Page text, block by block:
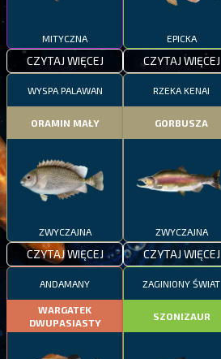
MITYCZNA
CZYTAJ WIĘCEJ
EPICKA
CZYTAJ WIĘCEJ
WYSPA PALAWAN
ORAMIN MAŁY
ZWYCZAJNA
CZYTAJ WIĘCEJ
RZEKA KENAI
GORBUSZA
ZWYCZAJNA
CZYTAJ WIĘCEJ
ANDAMANY
WARGATEK
DWUPASIASTY
ZAGINIONY ŚWIAT
SZONIZAUR